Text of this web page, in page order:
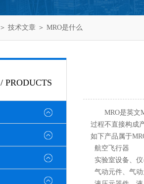
＞ 技术文章 ＞ MRO是什么
/ PRODUCTS
MRO是英文
过程不直接构成
如下产品属于
航空飞行器
实验室设备、
气动元件、气